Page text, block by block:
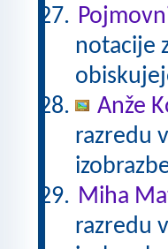
notacije
Anže
razredu
Miha
razredu